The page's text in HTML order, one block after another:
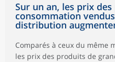
Sur un an, les prix
consommation
distribution
Comparés à ceux du même
les prix des produits de